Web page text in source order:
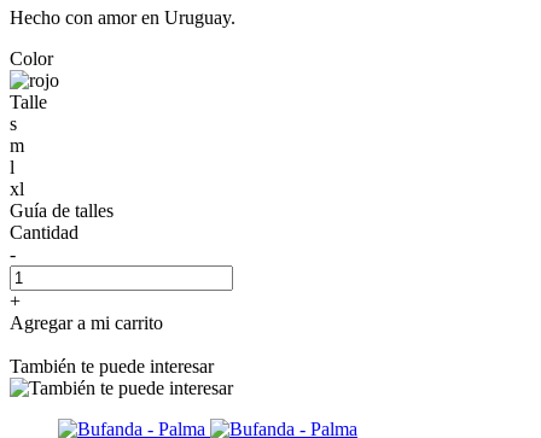
Hecho con amor en Uruguay.
Color
Talle
s
m
l
xl
Guía de talles
Cantidad
-
+
Agregar a mi carrito
También te puede interesar